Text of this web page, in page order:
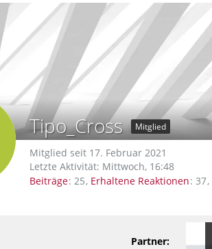
Tipo_Cross Mitglied
Mitglied seit 17. Februar 2021
Letzte Aktivität: Mittwoch, 16:48
Beiträge 25 Erhaltene Reaktionen 37
Partner: